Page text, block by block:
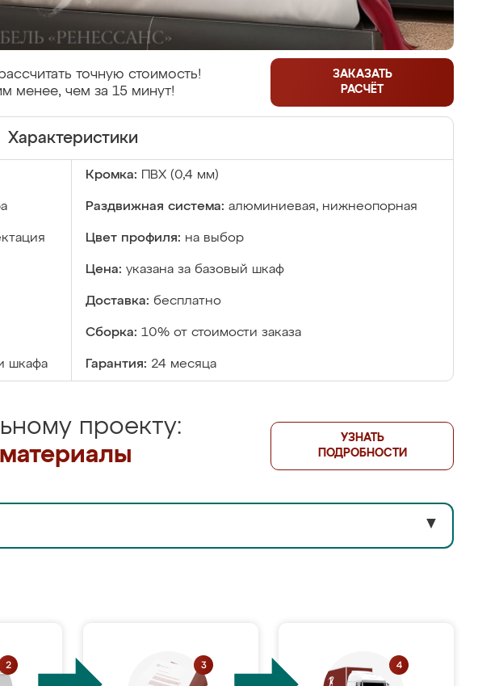
точную стоимость!
менее, чем за 15 минут!
ЗАКАЗАТЬ
РАСЧЁТ
Характеристики
Кромка: ПВХ (0,4 мм)
Раздвижная система: алюминиевая, нижнеопорная
Цвет профиля: на выбор
Цена: указана за базовый шкаф
Доставка: бесплатно
Сборка: 10% от стоимости заказа
шкафа Гарантия: 24 месяца
проекту:
УЗНАТЬ
ПОДРОБНОСТИ
▼